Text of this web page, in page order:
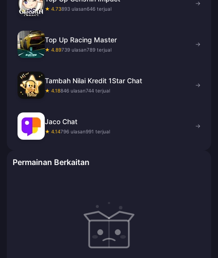
★ 4.73893 ulasan646 terjual
→
Top Up Racing Master
★ 4.89739 ulasan789 terjual
→
Tambah Nilai Kredit 1Star Chat
★ 4.18846 ulasan744 terjual
→
Jaco Chat
★ 4.14796 ulasan991 terjual
→
Permainan Berkaitan